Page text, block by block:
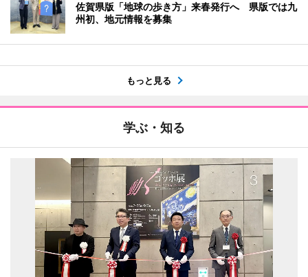
佐賀県版「地球の歩き方」来春発行へ 県版では九
州初、地元情報を募集
もっと見る
学ぶ・知る